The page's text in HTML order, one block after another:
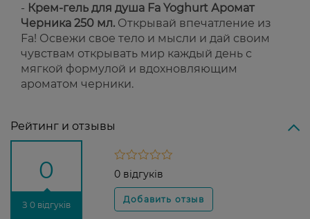
- Крем-гель для душа Fa Yoghurt Аромат
Черника 250 мл. Открывай впечатление из
Fa! Освежи свое тело и мысли и дай своим
чувствам открывать мир каждый день с
мягкой формулой и вдохновляющим
ароматом черники.
Рейтинг и отзывы
0
З 0 відгуків
0 відгуків